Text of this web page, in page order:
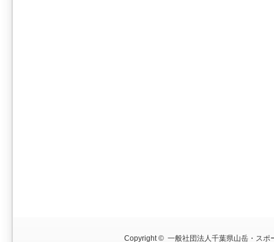
Copyright © 一般社団法人千葉県山岳・スポ